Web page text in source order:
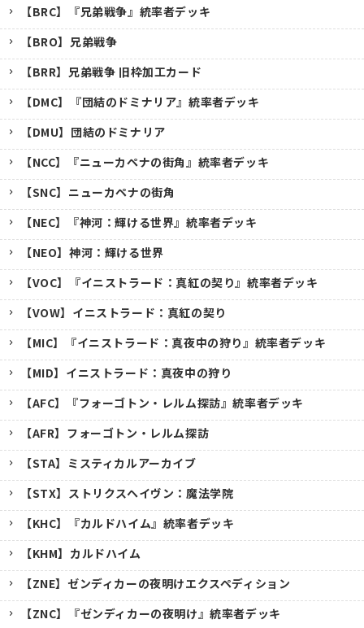
【BRC】『兄弟戦争』統率者デッキ
【BRO】兄弟戦争
【BRR】兄弟戦争 旧枠加工カード
【DMC】『団結のドミナリア』統率者デッキ
【DMU】団結のドミナリア
【NCC】『ニューカペナの街角』統率者デッキ
【SNC】ニューカペナの街角
【NEC】『神河：輝ける世界』統率者デッキ
【NEO】神河：輝ける世界
【VOC】『イニストラード：真紅の契り』統率者デッキ
【VOW】イニストラード：真紅の契り
【MIC】『イニストラード：真夜中の狩り』統率者デッキ
【MID】イニストラード：真夜中の狩り
【AFC】『フォーゴトン・レルム探訪』統率者デッキ
【AFR】フォーゴトン・レルム探訪
【STA】ミスティカルアーカイブ
【STX】ストリクスヘイヴン：魔法学院
【KHC】『カルドハイム』統率者デッキ
【KHM】カルドハイム
【ZNE】ゼンディカーの夜明けエクスペディション
【ZNC】『ゼンディカーの夜明け』統率者デッキ